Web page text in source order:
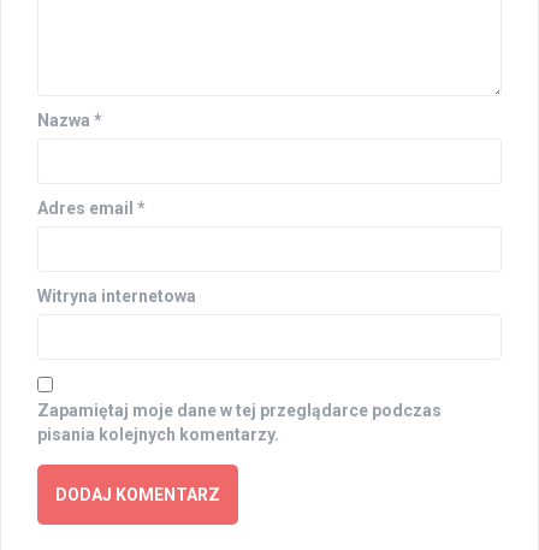
Nazwa *
Adres email *
Witryna internetowa
Zapamiętaj moje dane w tej przeglądarce podczas
pisania kolejnych komentarzy.